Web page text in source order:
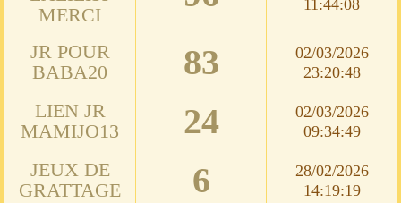
MERCI
11:44:08
JR POUR
BABA20
83
02/03/2026
23:20:48
LIEN JR
MAMIJO13
24
02/03/2026
09:34:49
JEUX DE
GRATTAGE
6
28/02/2026
14:19:19